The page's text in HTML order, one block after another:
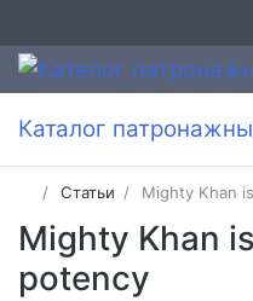
Каталог
Статьи Mighty Khan
Mighty Khan
potency